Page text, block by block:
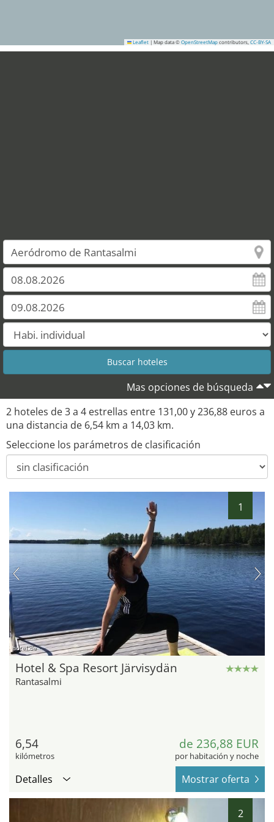
Leaflet | Map data © OpenStreetMap contributors, CC-BY-SA
Mas opciones de búsqueda
2 hoteles de 3 a 4 estrellas entre 131,00 y 236,88 euros a
una distancia de 6,54 km a 14,03 km.
Seleccione los parámetros de clasificación
1
hotel.de
Hotel & Spa Resort Järvisydän
Rantasalmi
6,54
kilómetros
de 236,88 EUR
por habitación y noche
Detalles Mostrar oferta
2